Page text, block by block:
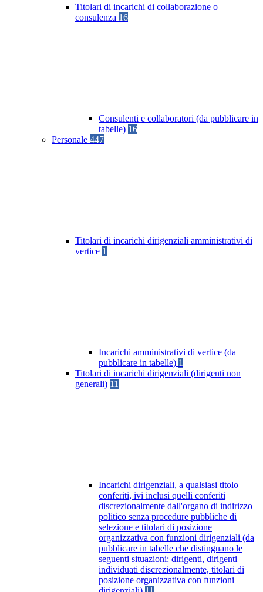
Titolari di incarichi di collaborazione o
consulenza 16
Consulenti e collaboratori (da pubblicare in
tabelle) 16
Personale 447
Titolari di incarichi dirigenziali amministrativi di
vertice 1
Incarichi amministrativi di vertice (da
pubblicare in tabelle) 1
Titolari di incarichi dirigenziali (dirigenti non
generali) 11
Incarichi dirigenziali, a qualsiasi titolo
conferiti, ivi inclusi quelli conferiti
discrezionalmente dall'organo di indirizzo
politico senza procedure pubbliche di
selezione e titolari di posizione
organizzativa con funzioni dirigenziali (da
pubblicare in tabelle che distinguano le
seguenti situazioni: dirigenti, dirigenti
individuati discrezionalmente, titolari di
posizione organizzativa con funzioni